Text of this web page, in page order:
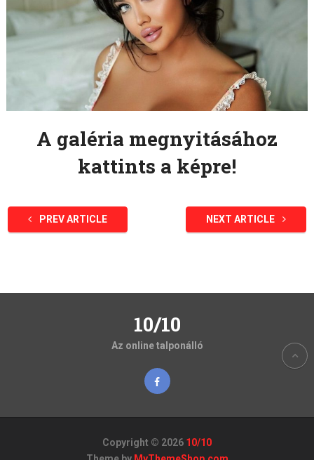
A galéria megnyitásához
kattints a képre!
PREV ARTICLE NEXT ARTICLE
10/10
Az online talponálló
Copyright © 2026 10/10